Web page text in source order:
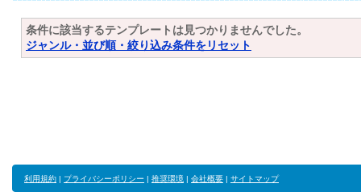
条件に該当するテンプレートは見つかりませんでした。
ジャンル・並び順・絞り込み条件をリセット
利用規約 | プライバシーポリシー | 推奨環境 | 会社概要 | サイトマップ